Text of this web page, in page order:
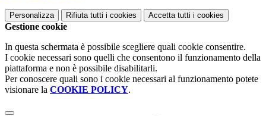
Personalizza Rifiuta tutti i cookies Accetta tutti i cookies
Gestione cookie
In questa schermata è possibile scegliere quali cookie consentire.
I cookie necessari sono quelli che consentono il funzionamento della
piattaforma e non è possibile disabilitarli.
Per conoscere quali sono i cookie necessari al funzionamento potete
visionare la COOKIE POLICY.